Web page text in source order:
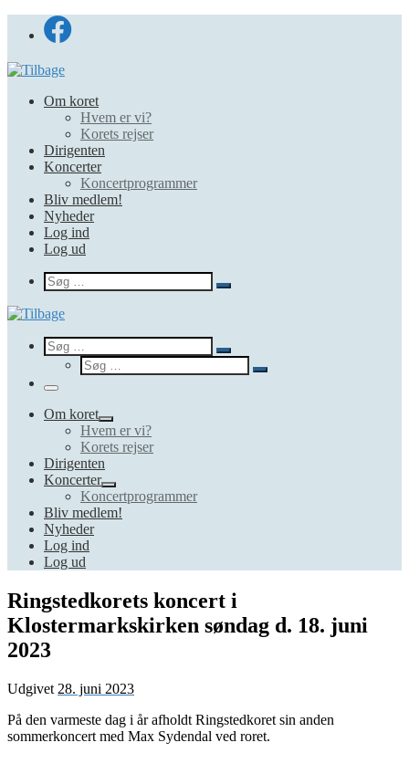
Fortsæt
Om koret
Hvem er vi?
Korets rejser
Dirigenten
Koncerter
Koncertprogrammer
Bliv medlem!
Nyheder
Log ind
Log ud
Search
Søg
Søg
Search
Søg
Søg
…
Søg
Søg
Menu
Om koret
Hvem er vi?
Korets rejser
Dirigenten
Koncerter
Koncertprogrammer
Bliv medlem!
Nyheder
Log ind
Log ud
Ringstedkorets koncert i
Klostermarkskirken søndag d. 18. juni
2023
Udgivet 28. juni 2023
På den varmeste dag i år afholdt Ringstedkoret sin anden
sommerkoncert med Max Sydendal ved roret.